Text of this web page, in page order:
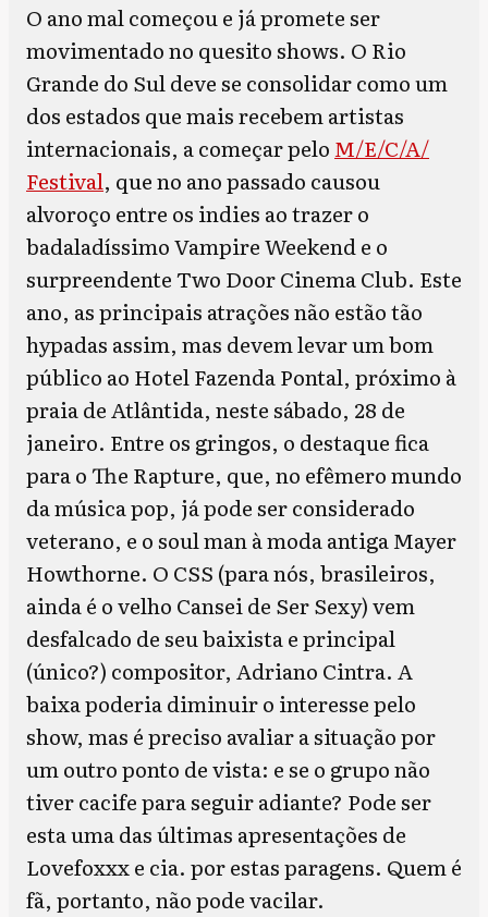
O ano mal começou e já promete ser
movimentado no quesito shows. O Rio
Grande do Sul deve se consolidar como um
dos estados que mais recebem artistas
internacionais, a começar peloM/E/C/A/
Festival, que no ano passado causou
alvoroço entre os indies ao trazer o
badaladíssimo Vampire Weekend e o
surpreendente Two Door Cinema Club. Este
ano, as principais atrações não estão tão
hypadas assim, mas devem levar um bom
público ao Hotel Fazenda Pontal, próximo à
praia de Atlântida, neste sábado, 28 de
janeiro. Entre os gringos, o destaque fica
para o The Rapture, que, no efêmero mundo
da música pop, já pode ser considerado
veterano, e o soul man à moda antiga Mayer
Howthorne. O CSS (para nós, brasileiros,
ainda é o velho Cansei de Ser Sexy) vem
desfalcado de seu baixista e principal
(único?) compositor, Adriano Cintra. A
baixa poderia diminuir o interesse pelo
show, mas é preciso avaliar a situação por
um outro ponto de vista: e se o grupo não
tiver cacife para seguir adiante? Pode ser
esta uma das últimas apresentações de
Lovefoxxx e cia. por estas paragens. Quem é
fã, portanto, não pode vacilar.